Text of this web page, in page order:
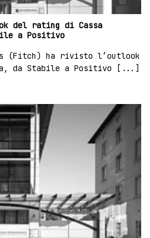
del rating di Cassa
a Positivo
(Fitch) ha rivisto l’outlook
da Stabile a Positivo [...]